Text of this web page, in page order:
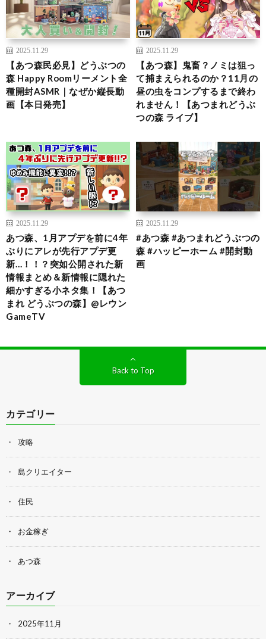
2025.11.29
【あつ森民必見】どうぶつの
森 Happy Roomリーメント全
種開封ASMR｜なぜか縦長動
画【本日発売】
2025.11.29
【あつ森】鬼畜？ノミは狙っ
て捕まえられるのか？11月の
昼の虫をコンプするまで終わ
れません！【あつまれどうぶ
つの森 ライブ】
2025.11.29
あつ森、1月アプデを前に4年
ぶりにアレが先行アプデ更
新…！！？突如公開された新
情報まとめ＆新情報に隠れた
細かすぎる小ネタ集！【あつ
まれ どうぶつの森】@レウン
GameTV
2025.11.29
#あつ森 #あつまれどうぶつの
森 #ハッピーホーム #開封動
画
Back to Top
カテゴリー
攻略
島クリエイター
住民
お金稼ぎ
あつ森
アーカイブ
2025年11月